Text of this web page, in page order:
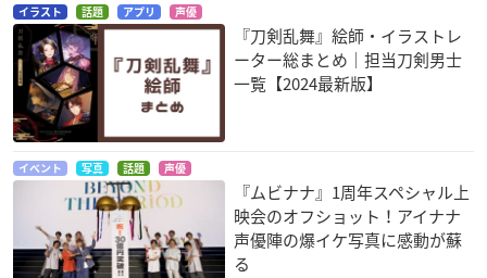
イラスト 話題 アプリ 声優
『刀剣乱舞』絵師・イラストレ
ーター総まとめ｜担当刀剣男士
一覧【2024最新版】
イベント 写真 話題 声優
『ムビナナ』1周年スペシャル上
映会のオフショット！アイナナ
声優陣の爆イケ写真に感動が蘇
る